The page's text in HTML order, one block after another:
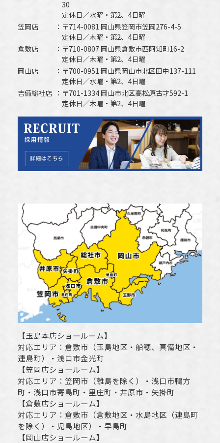
30
定休日／水曜・第2、4日曜
笠岡店
〒714-0081 岡山県笠岡市笠岡276-4-5
定休日／木曜・第2、4日曜
倉敷店
〒710-0807 岡山県倉敷市西阿知町16-2
定休日／木曜・第2、4日曜
岡山店
〒700-0951 岡山県岡山市北区田中137-111
定休日／水曜・第2、4日曜
吉備総社店
〒701-1334 岡山市北区高松原古才592-1
定休日／木曜・第2、4日曜
【玉島本店ショールーム】
対応エリア： 倉敷市 （玉島地区・船穂、真備地区・
連島町）・ 浅口市金光町
【笠岡店ショールーム】
対応エリア： 笠岡市（離島を除く） ・ 浅口市鴨方
町・ 浅口市寄島町・里庄町・ 井原市 ・矢掛町
【倉敷店ショールーム】
対応エリア： 倉敷市 （倉敷地区・水島地区（連島町
を除く）・児島地区）・早島町
【岡山店ショールーム】